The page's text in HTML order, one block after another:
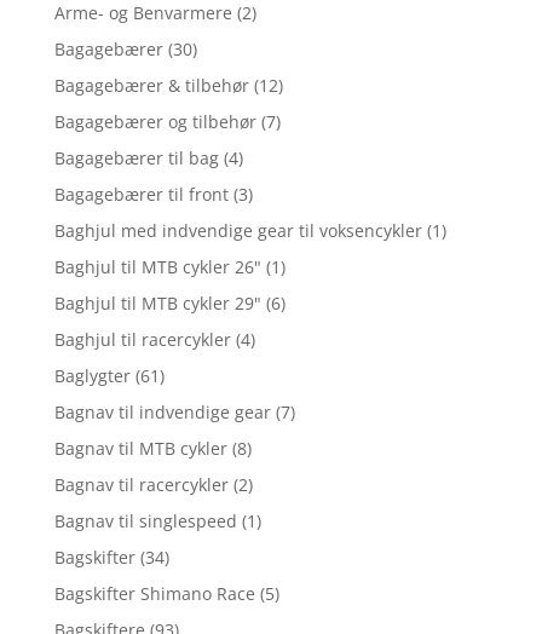
Arme- og Benvarmere (2)
Bagagebærer (30)
Bagagebærer & tilbehør (12)
Bagagebærer og tilbehør (7)
Bagagebærer til bag (4)
Bagagebærer til front (3)
Baghjul med indvendige gear til voksencykler (1)
Baghjul til MTB cykler 26" (1)
Baghjul til MTB cykler 29" (6)
Baghjul til racercykler (4)
Baglygter (61)
Bagnav til indvendige gear (7)
Bagnav til MTB cykler (8)
Bagnav til racercykler (2)
Bagnav til singlespeed (1)
Bagskifter (34)
Bagskifter Shimano Race (5)